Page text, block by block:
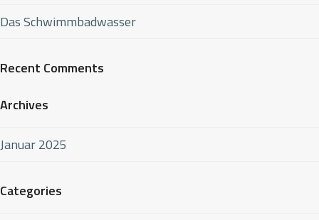
Das Schwimmbadwasser
Recent Comments
Archives
Januar 2025
Categories